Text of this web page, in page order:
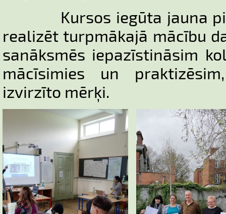
Kursos iegūta jauna
realizēt turpmākajā mācību
sanāksmēs iepazīstināsim
mācīsimies un
izvirzīto mērķi.